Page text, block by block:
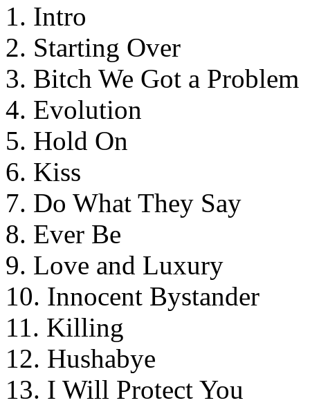
1. Intro
2. Starting Over
3. Bitch We Got a Problem
4. Evolution
5. Hold On
6. Kiss
7. Do What They Say
8. Ever Be
9. Love and Luxury
10. Innocent Bystander
11. Killing
12. Hushabye
13. I Will Protect You